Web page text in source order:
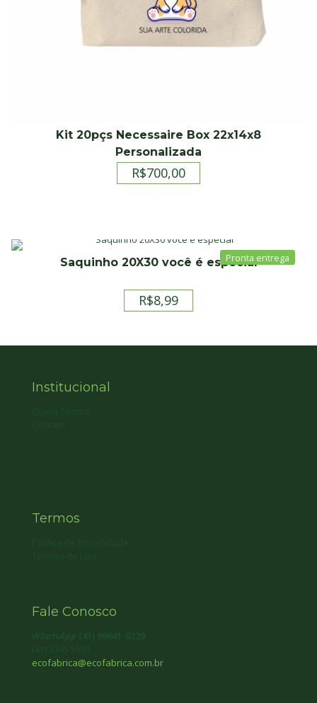
Kit 20pçs Necessaire Box 22x14x8
Personalizada
R$700,00
Saquinho 20X30 você é especial
R$8,99
Institucional
Termos
Fale Conosco
ecofabrica@ecofabrica.com.br